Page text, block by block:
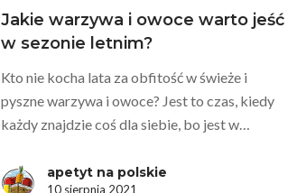
Jakie warzywa i owoce warto jeść
w sezonie letnim?
Kto nie kocha lata za obfitość w świeże i
pyszne warzywa i owoce? Jest to czas, kiedy
każdy znajdzie coś dla siebie, bo jest w…
apetyt na polskie
10 sierpnia 2021